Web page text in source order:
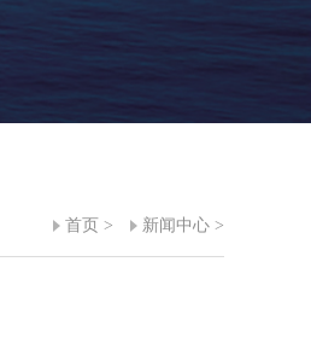
首页 > 新闻中心 >